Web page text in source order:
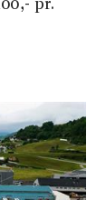
pr.